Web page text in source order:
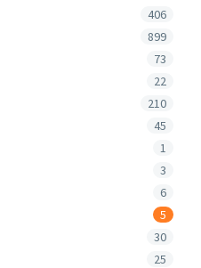
406
899
73
22
210
45
1
3
6
5
30
25